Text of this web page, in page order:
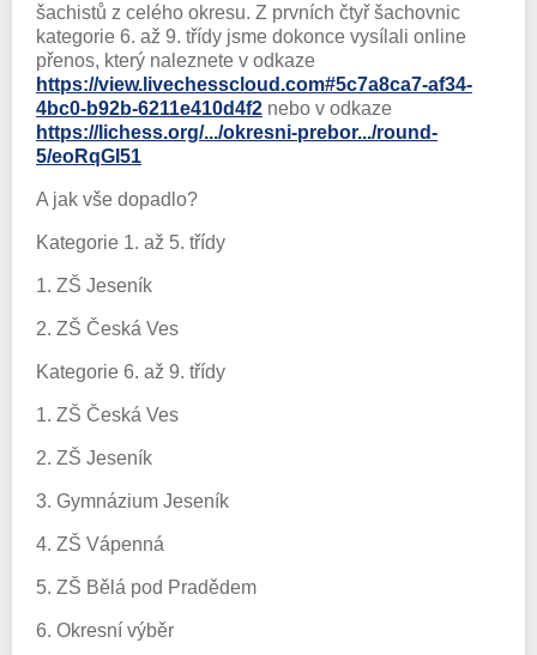
šachistů z celého okresu. Z prvních čtyř šachovnic
kategorie 6. až 9. třídy jsme dokonce vysílali online
přenos, který naleznete v odkaze
https://view.livechesscloud.com#5c7a8ca7-af34-
4bc0-b92b-6211e410d4f2 nebo v odkaze
https://lichess.org/.../okresni-prebor.../round-
5/eoRqGI51
A jak vše dopadlo?
Kategorie 1. až 5. třídy
1. ZŠ Jeseník
2. ZŠ Česká Ves
Kategorie 6. až 9. třídy
1. ZŠ Česká Ves
2. ZŠ Jeseník
3. Gymnázium Jeseník
4. ZŠ Vápenná
5. ZŠ Bělá pod Pradědem
6. Okresní výběr